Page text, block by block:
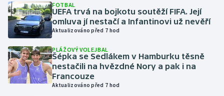
Judo
Krasobruslení
Lezení
Lyže a snowboard
FOTBAL
UEFA trvá na bojkotu soutěží FIFA. Její
omluva jí nestačí a Infantinovi už nevěří
Aktualizováno před 7 hod
PLÁŽOVÝ VOLEJBAL
Šépka se Sedlákem v Hamburku těsně
nestačili na hvězdné Nory a pak i na
Francouze
Aktualizováno před 7 hod